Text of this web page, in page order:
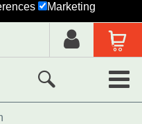
Marketing